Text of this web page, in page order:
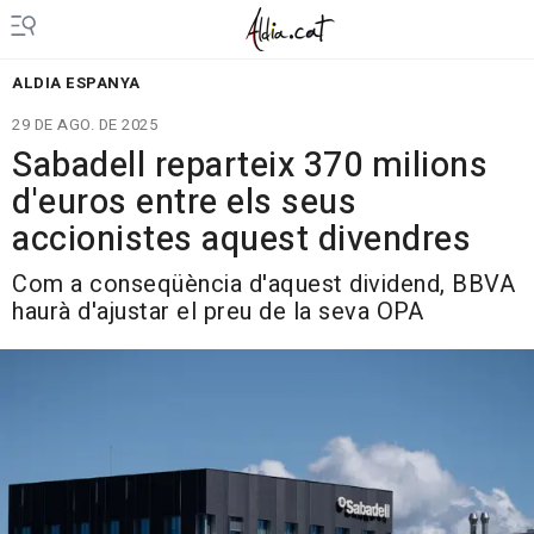
ALDIA ESPANYA
29 DE AGO. DE 2025
Sabadell reparteix 370 milions
d'euros entre els seus
accionistes aquest divendres
Com a conseqüència d'aquest dividend, BBVA
haurà d'ajustar el preu de la seva OPA